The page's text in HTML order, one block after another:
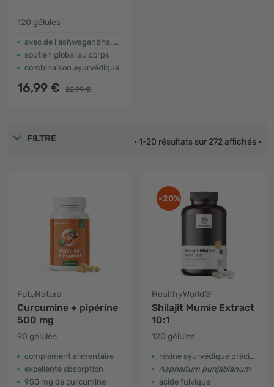
120 gélules
avec de l'ashwagandha, du curcuma et de la crinière de lion
soutien global au corps
combinaison ayurvédique
16,99 € 22,99 €
FILTRE • 1-20 résultats sur 272 affichés •
FutuNatura
Curcumine + pipérine
500 mg
90 gélules
complément alimentaire
excellente absorption
950 mg de curcumine
-20%
HealthyWorld®
Shilajit Mumie Extract
10:1
120 gélules
résine ayurvédique précieuse
Asphaltum punjabianum
acide fulvique